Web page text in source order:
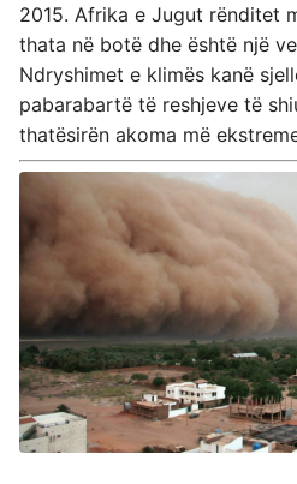
2015. Afrika e Jugut rënditet
thata në botë dhe është një
Ndryshimet e klimës kanë
pabarabartë të reshjeve të
thatësirën akoma më